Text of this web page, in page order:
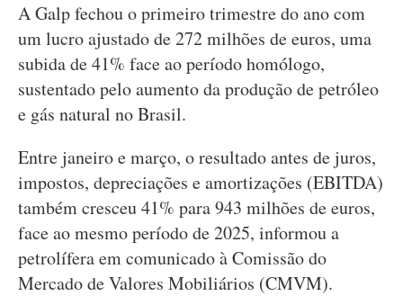
A Galp fechou o primeiro trimestre do ano com
um lucro ajustado de 272 milhões de euros, uma
subida de 41% face ao período homólogo,
sustentado pelo aumento da produção de petróleo
e gás natural no Brasil.
Entre janeiro e março, o resultado antes de juros,
impostos, depreciações e amortizações (EBITDA)
também cresceu 41% para 943 milhões de euros,
face ao mesmo período de 2025, informou a
petrolífera em comunicado à Comissão do
Mercado de Valores Mobiliários (CMVM).